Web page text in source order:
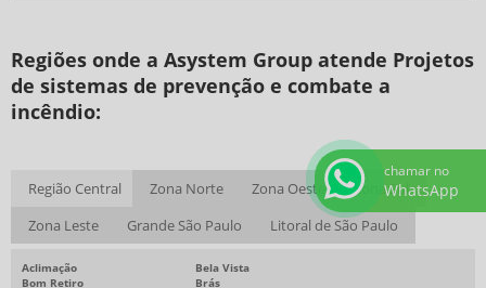
SISTEMA DE DETECÇÃO DE INCÊNDIO POR ASPIRAÇÃO
SISTEMA DE PRESSURIZAÇÃO DE ESCADAS
SPRINKLER INCÊNDIO PREÇO
COMPRAR EXTINTOR DE INCÊNDIO
COMPRAR EQUIPAMENTOS CONTRA INCÊNDIO
Regiões onde a Asystem Group atende Projetos
de sistemas de prevenção e combate a
incêndio:
Região Central Zona Norte Zona Oeste
Zona Sul
Zona Leste
Grande São Paulo Litoral de São Paulo
Aclimação
Bela Vista
Bom Retiro
Brás
chamar no
WhatsApp